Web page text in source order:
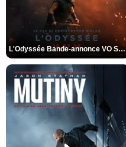
L'Odyssée Bande-annonce VO STFR